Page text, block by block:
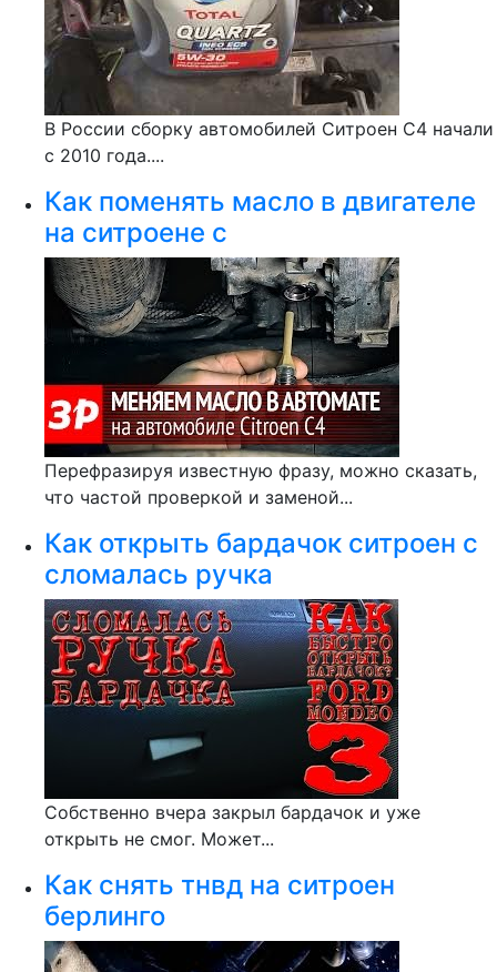
В России сборку автомобилей Ситроен С4 начали
с 2010 года....
Как поменять масло в двигателе
на ситроене с
Перефразируя известную фразу, можно сказать,
что частой проверкой и заменой...
Как открыть бардачок ситроен с
сломалась ручка
Собственно вчера закрыл бардачок и уже
открыть не смог. Может...
Как снять тнвд на ситроен
берлинго